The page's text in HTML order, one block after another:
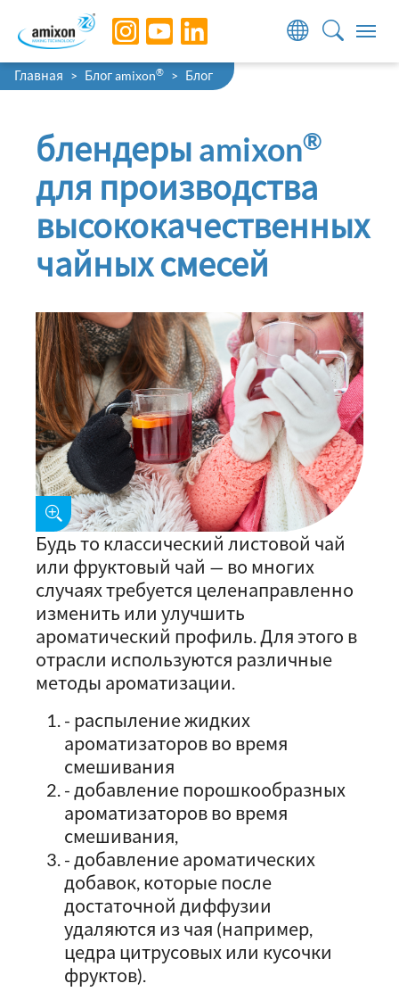
Skip to main navigation
Skip to main content
Skip to page footer
You are here:
Главная Блог amixon® Блог
блендеры amixon®
для производства
высококачественных
чайных смесей
Будь то классический листовой чай
или фруктовый чай — во многих
случаях требуется целенаправленно
изменить или улучшить
ароматический профиль. Для этого в
отрасли используются различные
методы ароматизации.
- распыление жидких
ароматизаторов во время
смешивания
- добавление порошкообразных
ароматизаторов во время
смешивания,
- добавление ароматических
добавок, которые после
достаточной диффузии
удаляются из чая (например,
цедра цитрусовых или кусочки
фруктов).